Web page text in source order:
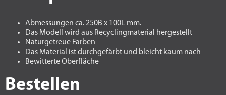
Abmessungen ca. 250B x 100L mm.
Das Modell wird aus Recyclingmaterial hergestellt
Naturgetreue Farben
Das Material ist durchgefärbt und bleicht kaum nach
Bewitterte Oberfläche
Bestellen